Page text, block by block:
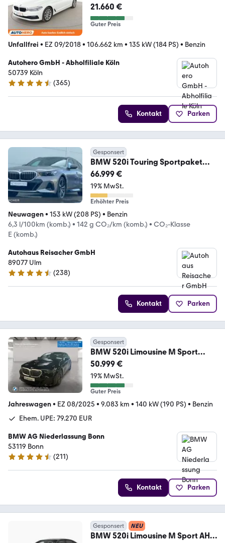
21.660 €
Guter Preis
Unfallfrei • EZ 09/2018• 106.662 km • 135 kW (184 PS) • Benzin
Autohero GmbH - Abholfiliale Köln
50739 Köln
4.6 Sterne
(365)
Kontakt Parken
Gesponsert
BMW 520i Touring Sportpaket
Fahrassistenzsysteme
66.999 €
19% MwSt.
Erhöhter Preis
Neuwagen• 153 kW (208 PS) • Benzin
6,3 l/100km (komb.) • 142 g CO₂/km (komb.) • CO₂-Klasse
E (komb.)
Autohaus Reisacher GmbH
89077 Ulm
4.6 Sterne
(238)
Kontakt Parken
Gesponsert
BMW 520i Limousine M Sport
Standheizung AHK Kamera
50.999 €
19% MwSt.
Guter Preis
Jahreswagen• EZ 08/2025 • 9.083 km • 140 kW (190 PS) • Benzin
Ehem. UPE: 79.270 EUR
BMW AG Niederlassung Bonn
53119 Bonn
4.5 Sterne
(211)
Kontakt Parken
Gesponsert NEU
BMW 520i Limousine M Sport AHK